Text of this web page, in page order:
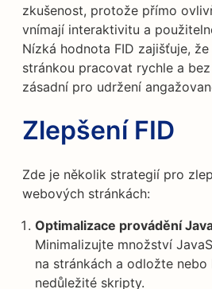
zkušenost, protože přímo
vnímají interaktivitu a
Nízká hodnota FID zajišťuje,
stránkou pracovat rychle a
zásadní pro udržení
Zlepšení FID
Zde je několik strategií pro
webových stránkách:
Optimalizace provádění
Minimalizujte množství
na stránkách a odložte nebo
nedůležité skripty.